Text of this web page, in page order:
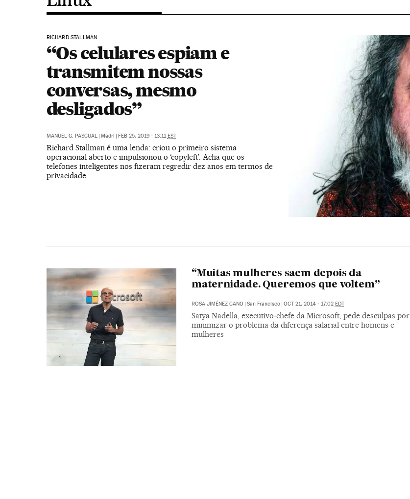
RICHARD STALLMAN
“Os celulares espiam e
transmitem nossas
conversas, mesmo
desligados”
MANUEL G. PASCUAL | Madri | FEB 25, 2019 - 13:11EST
Richard Stallman é uma lenda: criou o primeiro sistema
operacional aberto e impulsionou o ‘copyleft’. Acha que os
telefones inteligentes nos fizeram regredir dez anos em termos de
privacidade
“Muitas mulheres saem depois da
maternidade. Queremos que voltem”
ROSA JIMÉNEZ CANO | San Francisco | OCT 21, 2014 - 17:02 EDT
Satya Nadella, executivo-chefe da Microsoft, pede desculpas por
minimizar o problema da diferença salarial entre homens e
mulheres